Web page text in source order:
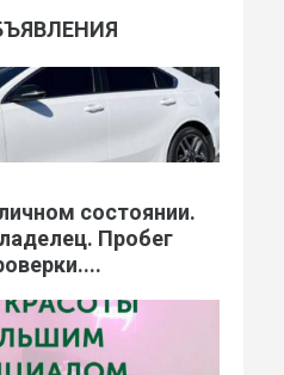
состоянии.
Пробег